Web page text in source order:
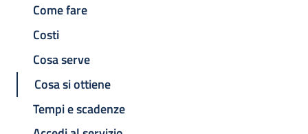
Come fare
Costi
Cosa serve
Cosa si ottiene
Tempi e scadenze